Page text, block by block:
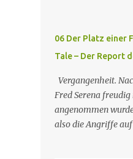
06 Der Platz einer
Tale – Der Report
Vergangenheit.
Fred Serena
angenommen
also die Angriffe